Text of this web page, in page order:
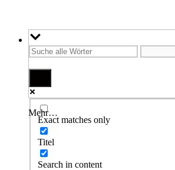
Mehr…
Exact matches only
Titel
Search in content